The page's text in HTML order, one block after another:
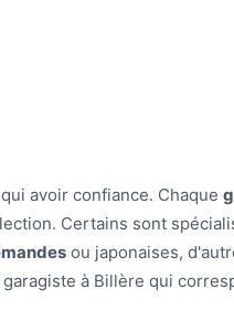
avoir confiance. Chaque
Certains sont
ou japonaises,
à Billère qui